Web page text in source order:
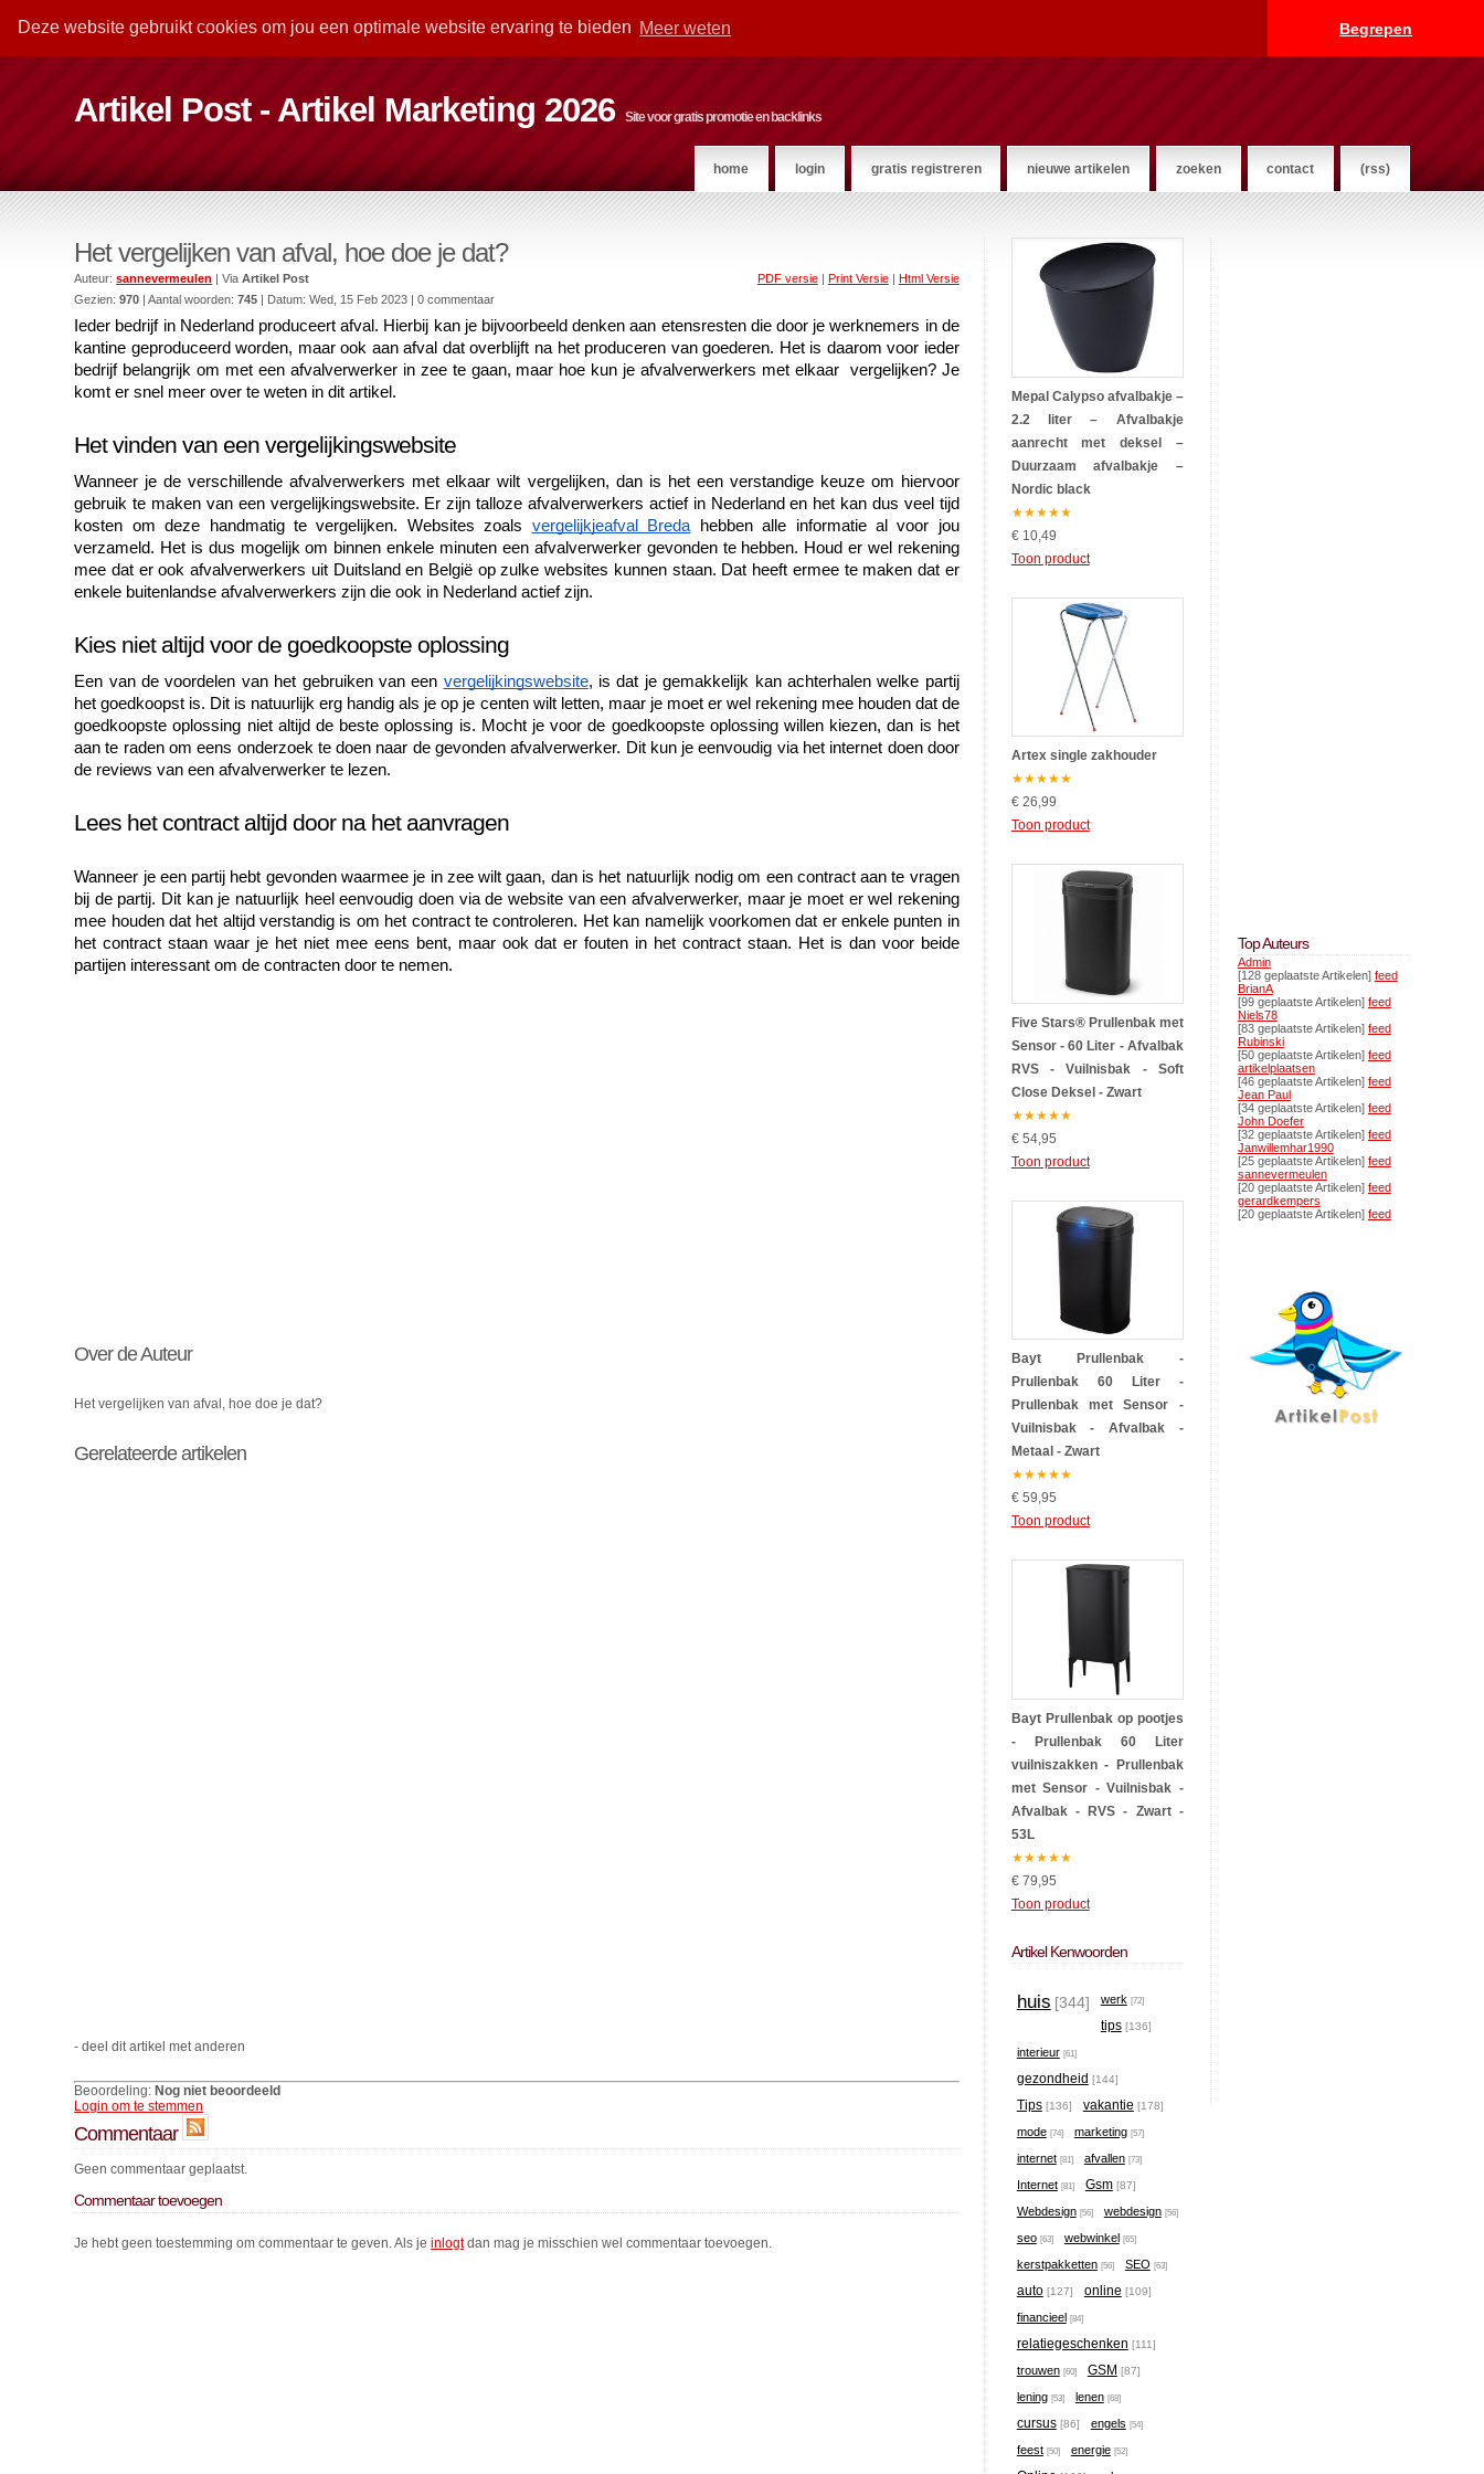
Deze website gebruikt cookies om jou een optimale website ervaring te bieden Meer weten Begrepen
Artikel Post - Artikel Marketing 2026 Site voor gratis promotie en backlinks
home login gratis registreren nieuwe artikelen zoeken contact (rss)
Het vergelijken van afval, hoe doe je dat?
PDF versie| Print Versie| Html Versie
Auteur:sannevermeulen | ViaArtikel Post
Gezien:970 | Aantal woorden:745 | Datum:Wed, 15 Feb 2023 | 0 commentaar
Ieder bedrijf in Nederland produceert afval. Hierbij kan je bijvoorbeeld denken aan etensresten die door je werknemers in de
kantine geproduceerd worden, maar ook aan afval dat overblijft na het produceren van goederen. Het is daarom voor ieder
bedrijf belangrijk om met een afvalverwerker in zee te gaan, maar hoe kun je afvalverwerkers met elkaar  vergelijken? Je
komt er snel meer over te weten in dit artikel.
Het vinden van een vergelijkingswebsite
Wanneer je de verschillende afvalverwerkers met elkaar wilt vergelijken, dan is het een verstandige keuze om hiervoor
gebruik te maken van een vergelijkingswebsite. Er zijn talloze afvalverwerkers actief in Nederland en het kan dus veel tijd
kosten om deze handmatig te vergelijken. Websites zoals vergelijkjeafval Breda hebben alle informatie al voor jou
verzameld. Het is dus mogelijk om binnen enkele minuten een afvalverwerker gevonden te hebben. Houd er wel rekening
mee dat er ook afvalverwerkers uit Duitsland en België op zulke websites kunnen staan. Dat heeft ermee te maken dat er
enkele buitenlandse afvalverwerkers zijn die ook in Nederland actief zijn.
Kies niet altijd voor de goedkoopste oplossing
Een van de voordelen van het gebruiken van een vergelijkingswebsite, is dat je gemakkelijk kan achterhalen welke partij
het goedkoopst is. Dit is natuurlijk erg handig als je op je centen wilt letten, maar je moet er wel rekening mee houden dat de
goedkoopste oplossing niet altijd de beste oplossing is. Mocht je voor de goedkoopste oplossing willen kiezen, dan is het
aan te raden om eens onderzoek te doen naar de gevonden afvalverwerker. Dit kun je eenvoudig via het internet doen door
de reviews van een afvalverwerker te lezen.
Lees het contract altijd door na het aanvragen
Wanneer je een partij hebt gevonden waarmee je in zee wilt gaan, dan is het natuurlijk nodig om een contract aan te vragen
bij de partij. Dit kan je natuurlijk heel eenvoudig doen via de website van een afvalverwerker, maar je moet er wel rekening
mee houden dat het altijd verstandig is om het contract te controleren. Het kan namelijk voorkomen dat er enkele punten in
het contract staan waar je het niet mee eens bent, maar ook dat er fouten in het contract staan. Het is dan voor beide
partijen interessant om de contracten door te nemen.
Over de Auteur
Het vergelijken van afval, hoe doe je dat?
Gerelateerde artikelen
- deel dit artikel met anderen
Beoordeling: Nog niet beoordeeld
Login om te stemmen
Commentaar
Geen commentaar geplaatst.
Commentaar toevoegen
Je hebt geen toestemming om commentaar te geven. Als jeinlogtdan mag je misschien wel commentaar toevoegen.
Mepal Calypso afvalbakje –
2.2 liter – Afvalbakje
aanrecht met deksel –
Duurzaam afvalbakje –
Nordic black
★★★★★
€ 10,49
Toon product
Artex single zakhouder
★★★★★
€ 26,99
Toon product
Five Stars® Prullenbak met
Sensor - 60 Liter - Afvalbak
RVS - Vuilnisbak - Soft
Close Deksel - Zwart
★★★★★
€ 54,95
Toon product
Bayt Prullenbak -
Prullenbak 60 Liter -
Prullenbak met Sensor -
Vuilnisbak - Afvalbak -
Metaal - Zwart
★★★★★
€ 59,95
Toon product
Bayt Prullenbak op pootjes
- Prullenbak 60 Liter
vuilniszakken - Prullenbak
met Sensor - Vuilnisbak -
Afvalbak - RVS - Zwart -
53L
★★★★★
€ 79,95
Toon product
Artikel Kenwoorden
huis [344] werk [72]
tips [136]
interieur [61]
gezondheid [144]
Tips [136] vakantie [178]
mode [74] marketing [57]
internet [81] afvallen [73]
Internet [81] Gsm [87]
Webdesign [56] webdesign [56]
seo [63] webwinkel [65]
kerstpakketten [56] SEO [63]
auto [127] online [109]
financieel [84]
relatiegeschenken [111]
trouwen [60] GSM [87]
lening [53] lenen [68]
cursus [86] engels [54]
feest [50] energie [52]
Top Auteurs
Admin
[128 geplaatste Artikelen] feed
BrianA
[99 geplaatste Artikelen] feed
Niels78
[83 geplaatste Artikelen] feed
Rubinski
[50 geplaatste Artikelen] feed
artikelplaatsen
[46 geplaatste Artikelen] feed
Jean Paul
[34 geplaatste Artikelen] feed
John Doefer
[32 geplaatste Artikelen] feed
Janwillemhar1990
[25 geplaatste Artikelen] feed
sannevermeulen
[20 geplaatste Artikelen] feed
gerardkempers
[20 geplaatste Artikelen] feed